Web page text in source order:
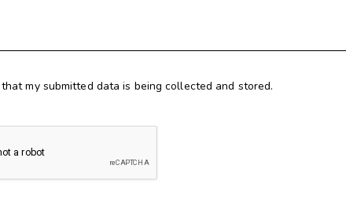
my submitted data is being collected and stored.